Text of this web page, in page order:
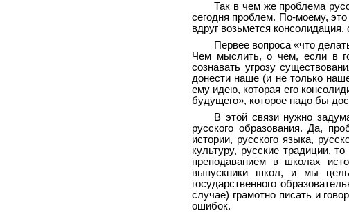
Так в чем же проблема
сегодня проблем. По-моему, это
вдруг возьмется консолидация,
Первее вопроса «что
Чем мыслить, о чем, если в
сознавать угрозу
донести наше (и не только
ему идею, которая его
будущего», которое надо бы
В этой связи нужно
русского образования. Да,
истории, русского языка,
культуру, русские традиции,
преподаванием в школах
выпускники школ, и мы
государственного
случае) грамотно писать и
ошибок.